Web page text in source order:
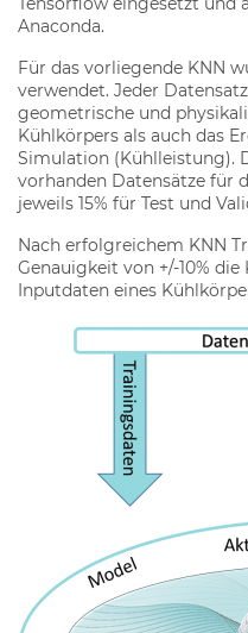
Anaconda.
Für das vorliegende KNN
verwendet. Jeder
geometrische und
Kühlkörpers als auch das
Simulation (Kühlleistung).
vorhanden Datensätze für
jeweils 15% für Test und
Nach erfolgreichem KNN
Genauigkeit von +/-10%
Inputdaten eines